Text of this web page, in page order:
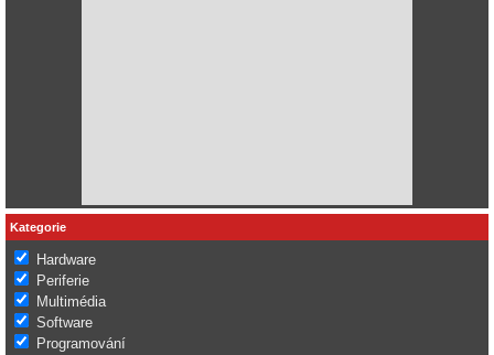
Kategorie
Hardware
Periferie
Multimédia
Software
Programování